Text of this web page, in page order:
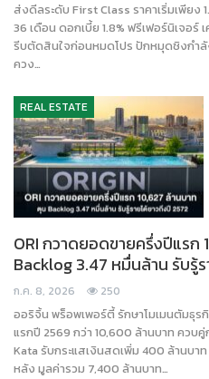
ส่งดีลระดับ First Class ราคาเริ่มเพีย
36 เดือน ดอกเบี้ย 1.8% ฟรีเฟอร์นิเจอร์
รีบตัดสินใจก่อนหมดโปร ปักหมุดชิงกำ
ควง…
REAL ESTATE
ORI กวาดยอดขายครึ่งปีแรก
Backlog 3.47 หมื่นล้าน รับรู้
ก.ค. 8, 2026 250
ออริจิ้น พร็อพเพอร์ตี้ รักษาโมเมนตัมธุ
แรกปี 2569 กว่า 10,600 ล้านบาท ควบ
Kata รับกระแสเงินสดเพิ่ม 400 ล้านบา
หลัง มูลค่ารวม 7,400 ล้านบาท…